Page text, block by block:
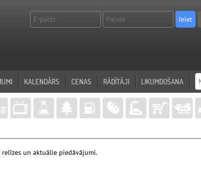
KALENDĀRS CENAS RĀDĪTĀJI LIKUMDOŠANA
un aktuālie piedāvājumi.